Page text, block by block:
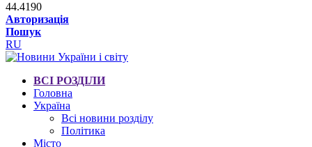
44.4190
Авторизація
Пошук
RU
ВСІ РОЗДІЛИ
Головна
Україна
Всі новини розділу
Політика
Місто